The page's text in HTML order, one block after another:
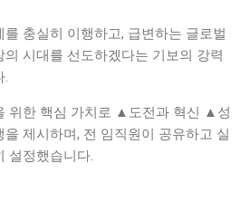
충실히 이행하고, 급변하는 글로벌
시대를 선도하겠다는 기보의 강력
위한 핵심 가치로 ▲도전과 혁신 ▲성
제시하며, 전 임직원이 공유하고 실
설정했습니다.